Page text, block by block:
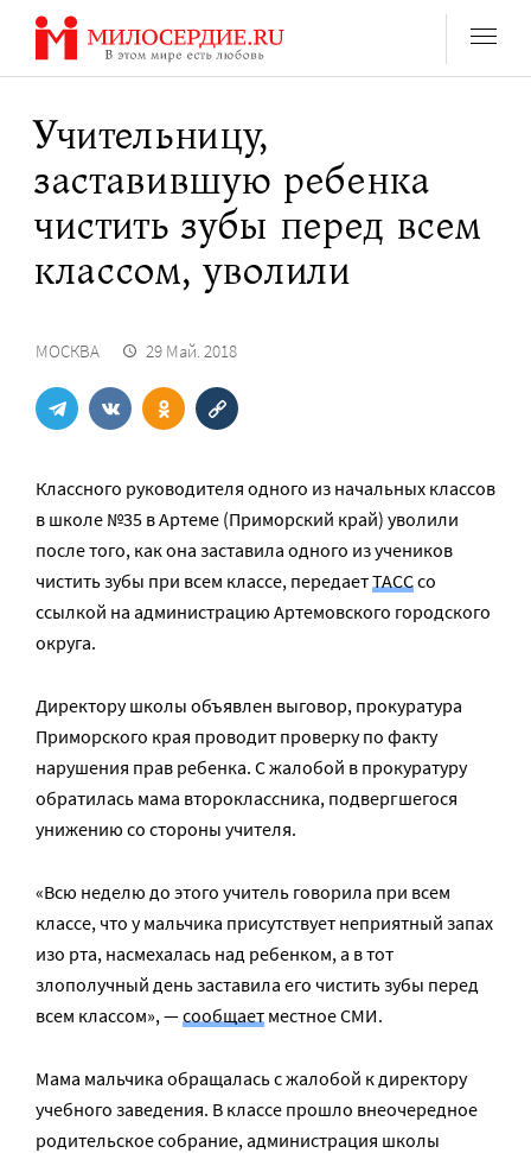
Перейти
содержанию
Учительницу,
заставившую ребенка
чистить зубы перед всем
классом, уволили
МОСКВА 29 Май. 2018
Классного руководителя одного из начальных классов
в школе №35 в Артеме (Приморский край) уволили
после того, как она заставила одного из учеников
чистить зубы при всем классе, передаетТАССсо
ссылкой на администрацию Артемовского городского
округа.
Директору школы объявлен выговор, прокуратура
Приморского края проводит проверку по факту
нарушения прав ребенка. С жалобой в прокуратуру
обратилась мама второклассника, подвергшегося
унижению со стороны учителя.
«Всю неделю до этого учитель говорила при всем
классе, что у мальчика присутствует неприятный запах
изо рта, насмехалась над ребенком, а в тот
злополучный день заставила его чистить зубы перед
всем классом», —сообщает местное СМИ.
Мама мальчика обращалась с жалобой к директору
учебного заведения. В классе прошло внеочередное
родительское собрание, администрация школы